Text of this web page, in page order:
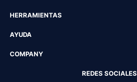
HERRAMIENTAS
AYUDA
COMPANY
REDES SOCIALES